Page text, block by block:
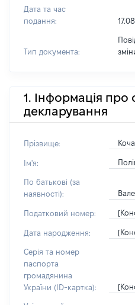
Дата та час
подання:
Тип документа:
1. Інформація про
декларування
Прізвище:
Ім'я:
По батькові (за
наявності):
Податковий номер:
Дата народження:
Серія та номер
паспорта
громадянина
України (ID-картка):